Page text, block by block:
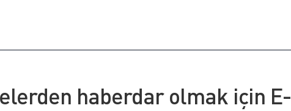
haberdar olmak için E-